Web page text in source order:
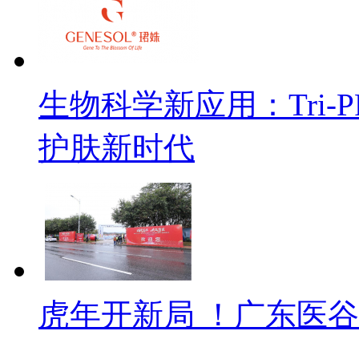
生物科学新应用：Tri-
护肤新时代
虎年开新局 ！广东医